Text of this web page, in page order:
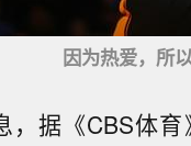
因为热爱，所以
，据《CBS体